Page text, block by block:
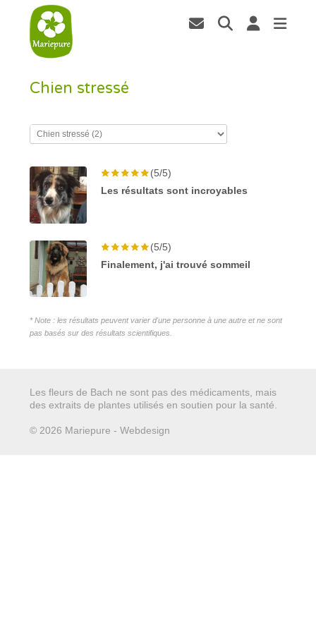
Chien stressé
(5/5)
Les résultats sont incroyables
(5/5)
Finalement, j'ai trouvé sommeil
* Note : les résultats peuvent varier d'une personne à une autre et ne sont
pas basés sur des résultats scientifiques.
Les fleurs de Bach ne sont pas des médicaments, mais
des extraits de plantes utilisés en soutien pour la santé.
© 2026 Mariepure - Webdesign